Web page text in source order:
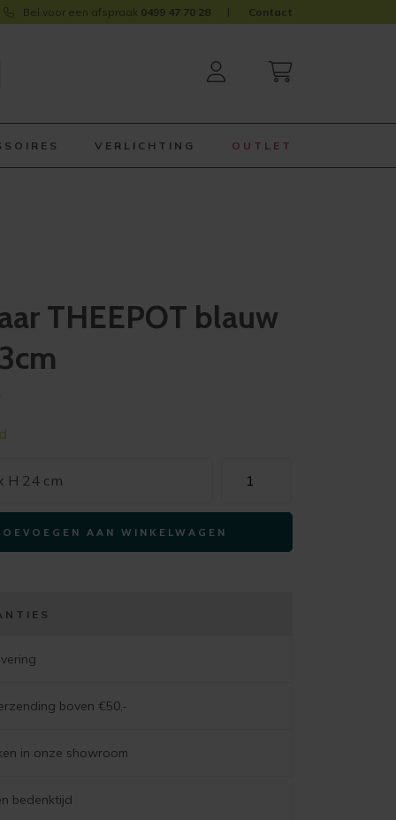
Bel voor een afspraak 0499 47 70 28 Contact
VERLICHTING OUTLET
THEEPOT blauw
H 24 cm
THEEPOT
blauw
17x11x23cm
aantal
AAN WINKELWAGEN
boven €50,-
in onze showroom
bedenktijd